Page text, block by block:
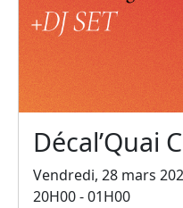
Décal’Quai
Vendredi, 28 mars
20H00 - 01H00